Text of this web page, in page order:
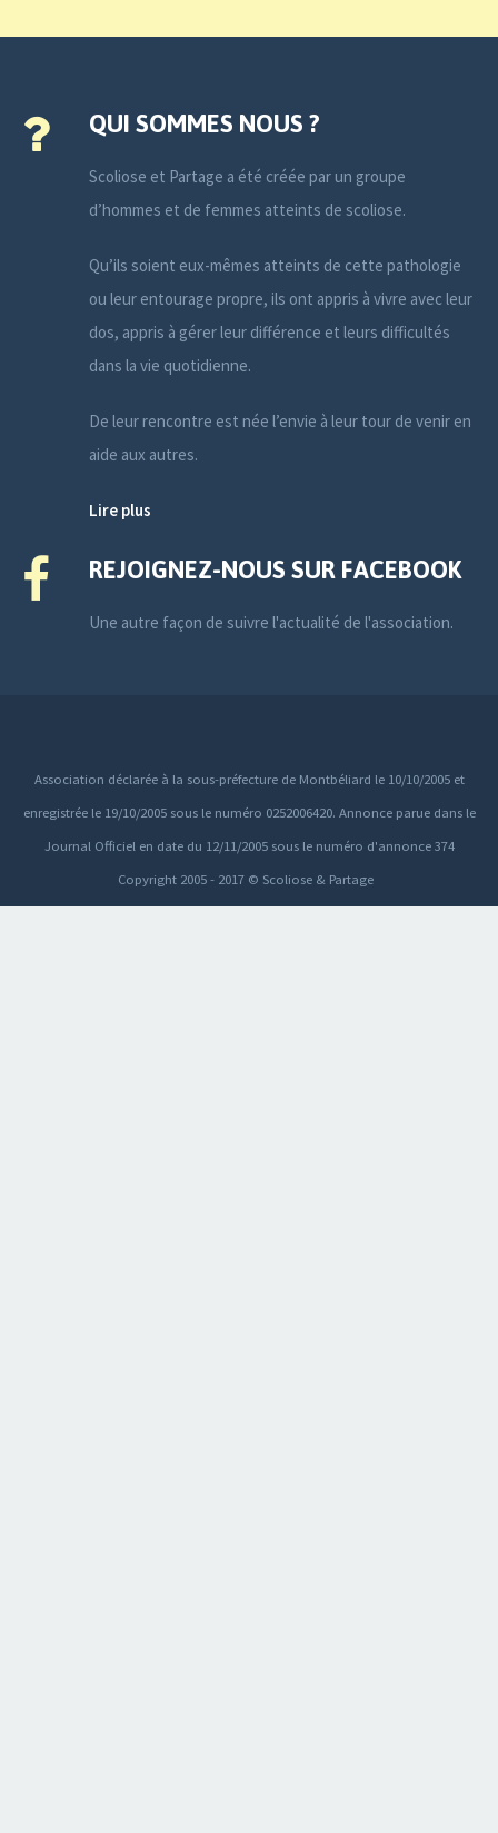
QUI SOMMES NOUS ?
Scoliose et Partage a été créée par un groupe
d’hommes et de femmes atteints de scoliose.
Qu’ils soient eux-mêmes atteints de cette pathologie
ou leur entourage propre, ils ont appris à vivre avec leur
dos, appris à gérer leur différence et leurs difficultés
dans la vie quotidienne.
De leur rencontre est née l’envie à leur tour de venir en
aide aux autres.
Lire plus
REJOIGNEZ-NOUS SUR FACEBOOK
Une autre façon de suivre l'actualité de l'association.
Association déclarée à la sous-préfecture de Montbéliard le 10/10/2005 et
enregistrée le 19/10/2005 sous le numéro 0252006420. Annonce parue dans le
Journal Officiel en date du 12/11/2005 sous le numéro d'annonce 374
Copyright 2005 - 2017 © Scoliose & Partage